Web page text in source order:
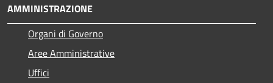
AMMINISTRAZIONE
Organi di Governo
Aree Amministrative
Uffici